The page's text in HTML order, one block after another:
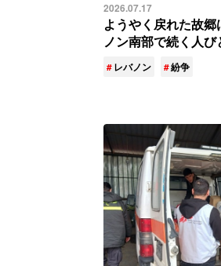
2026.07.17
ようやく戻れた故
ノン南部で続く人び
レバノン 紛争